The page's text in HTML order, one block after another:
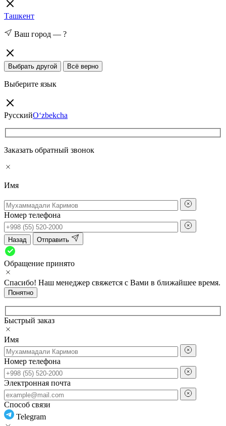
Ташкент
Ваш город — ?
Выбрать другой Всё верно
Выберите язык
РусскийO‘zbekcha
Заказать обратный звонок
Имя
Номер телефона
Назад Отправить
Обращение принято
Спасибо! Наш менеджер свяжется с Вами в ближайшее время.
Понятно
Быстрый заказ
Имя
Номер телефона
Электронная почта
Способ связи
Telegram